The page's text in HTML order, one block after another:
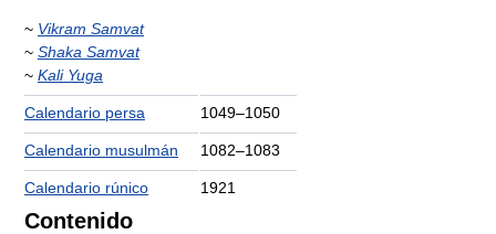
~ Vikram Samvat
~ Shaka Samvat
~ Kali Yuga
Calendario persa 1049–1050
Calendario musulmán 1082–1083
Calendario rúnico 1921
Contenido